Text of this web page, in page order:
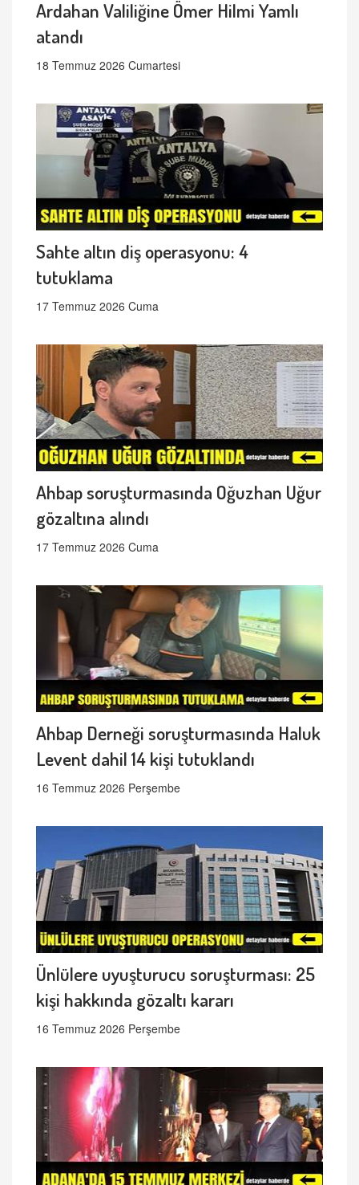
Ardahan Valiliğine Ömer Hilmi Yamlı
atandı
18 Temmuz 2026 Cumartesi
Sahte altın diş operasyonu: 4
tutuklama
17 Temmuz 2026 Cuma
Ahbap soruşturmasında Oğuzhan Uğur
gözaltına alındı
17 Temmuz 2026 Cuma
Ahbap Derneği soruşturmasında Haluk
Levent dahil 14 kişi tutuklandı
16 Temmuz 2026 Perşembe
Ünlülere uyuşturucu soruşturması: 25
kişi hakkında gözaltı kararı
16 Temmuz 2026 Perşembe